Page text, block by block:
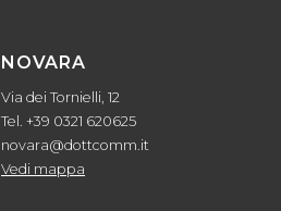
NOVARA
Via dei Tornielli, 12
Tel. +39 0321 620625
novara@dottcomm.it
Vedi mappa